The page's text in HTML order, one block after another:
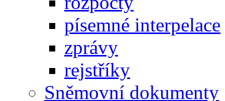
písemné interpelace
zprávy
rejstříky
Sněmovní dokumenty